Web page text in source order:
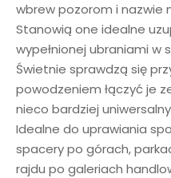
wbrew pozorom i nazwie
Stanowią one idealne
wypełnionej ubraniami w
Świetnie sprawdzą się
powodzeniem łączyć je
nieco bardziej
Idealne do uprawiania
spacery po górach,
rajdu po galeriach